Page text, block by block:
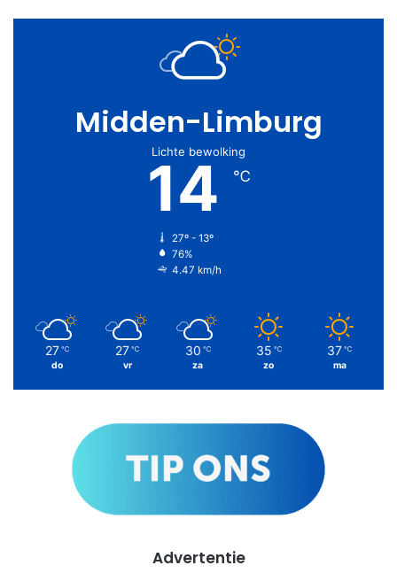
Midden-Limburg
Lichte bewolking
14 ℃
27º - 13º
76%
4.47 km/h
27 ℃
do
27 ℃
vr
30 ℃
za
35 ℃
zo
37 ℃
ma
Advertentie